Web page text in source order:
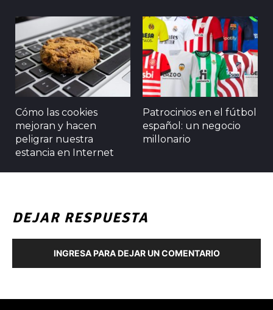
Cómo las cookies
mejoran y hacen
peligrar nuestra
estancia en Internet
Patrocinios en el fútbol
español: un negocio
millonario
DEJAR RESPUESTA
INGRESA PARA DEJAR UN COMENTARIO